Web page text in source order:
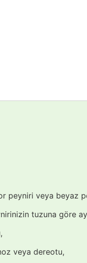
peyniri veya beyaz
tuzuna göre
veya dereotu,